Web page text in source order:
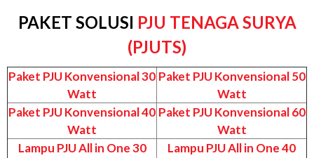
PAKET SOLUSI PJU TENAGA SURYA
(PJUTS)
Paket PJU Konvensional 30
Watt
Paket PJU Konvensional 50
Watt
Paket PJU Konvensional 40
Watt
Paket PJU Konvensional 60
Watt
Lampu PJU All in One 30
Lampu PJU All in One 40